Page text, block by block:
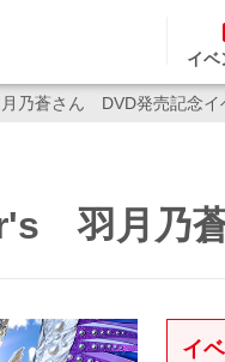
イベ
乃蒼さん DVD発売記念イ
羽月乃
イ